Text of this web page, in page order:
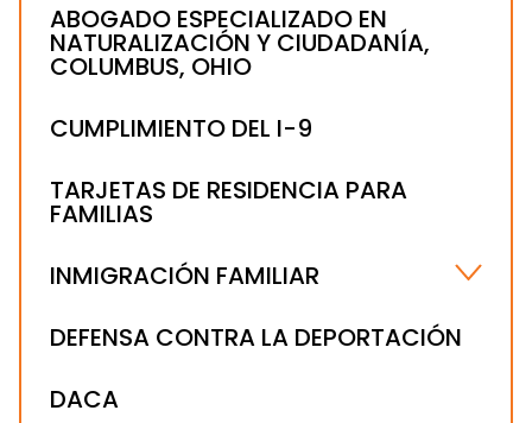
ABOGADO ESPECIALIZADO EN
NATURALIZACIÓN Y CIUDADANÍA,
COLUMBUS, OHIO
CUMPLIMIENTO DEL I-9
TARJETAS DE RESIDENCIA PARA
FAMILIAS
INMIGRACIÓN FAMILIAR
VISADO POR MATRIMONIO
DEFENSA CONTRA LA DEPORTACIÓN
DACA